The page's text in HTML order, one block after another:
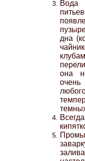
Вода
дна
она